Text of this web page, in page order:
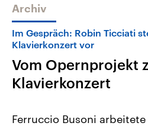
Themen
Archiv
Im Gespräch: Robin Ticciati
Klavierkonzert vor
Vom Opernprojekt
Klavierkonzert
Ferruccio Busoni